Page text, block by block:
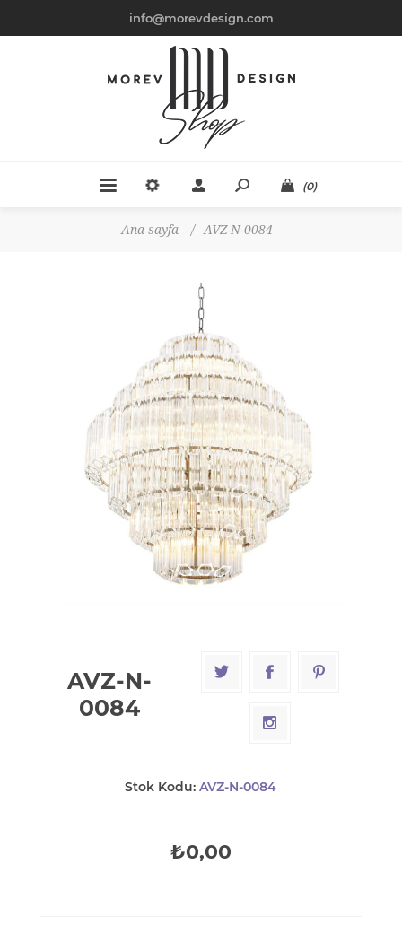
info@morevdesign.com
(0)
Ana sayfa / AVZ-N-0084
AVZ-N-
0084
Stok Kodu: AVZ-N-0084
₺0,00